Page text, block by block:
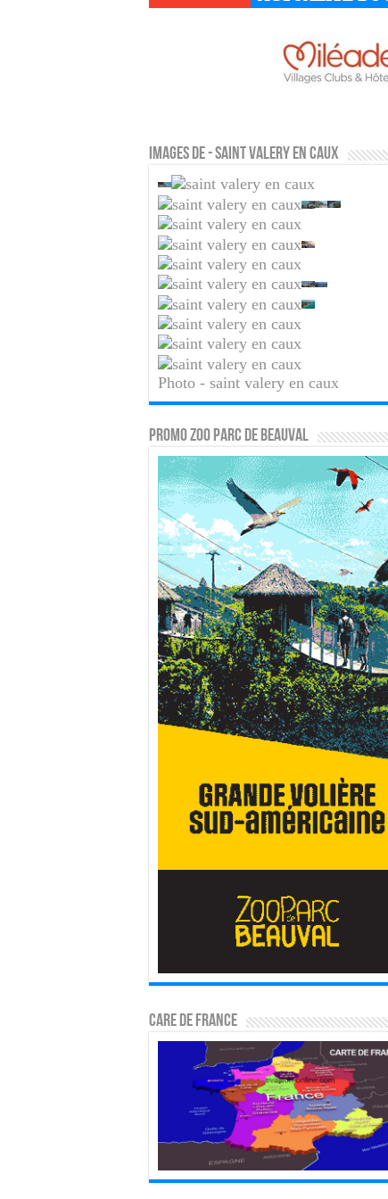
Images de - saint valery en caux
Photo - saint valery en caux
PROMO ZOO PARC DE BEAUVAL
CARE DE FRANCE